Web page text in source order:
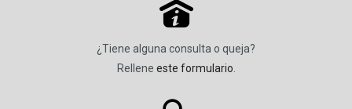
P
¿Tiene alguna consulta o queja?
Rellene este formulario